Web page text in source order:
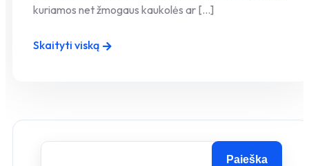
kuriamos net žmogaus kaukolės ar [...]
Skaityti viską
Paieška